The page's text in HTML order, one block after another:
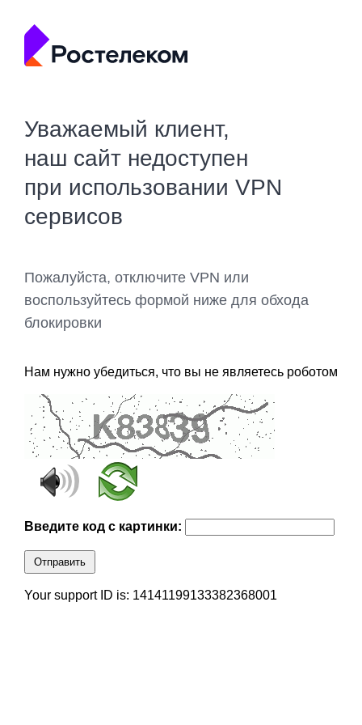
Уважаемый клиент,
наш сайт недоступен
при использовании VPN
сервисов
Пожалуйста, отключите VPN или
воспользуйтесь формой ниже для обхода
блокировки
Нам нужно убедиться, что вы не являетесь роботом
Введите код с картинки:
Отправить
Your support ID is: 14141199133382368001